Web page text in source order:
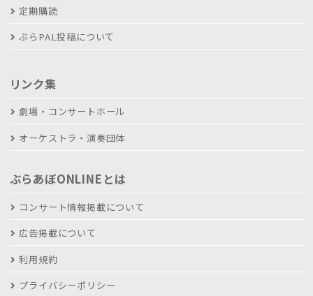
定期購読
ぶらPAL投稿について
リンク集
劇場・コンサートホール
オーケストラ・演奏団体
ぶらあぼONLINEとは
コンサート情報掲載について
広告掲載について
利用規約
プライバシーポリシー